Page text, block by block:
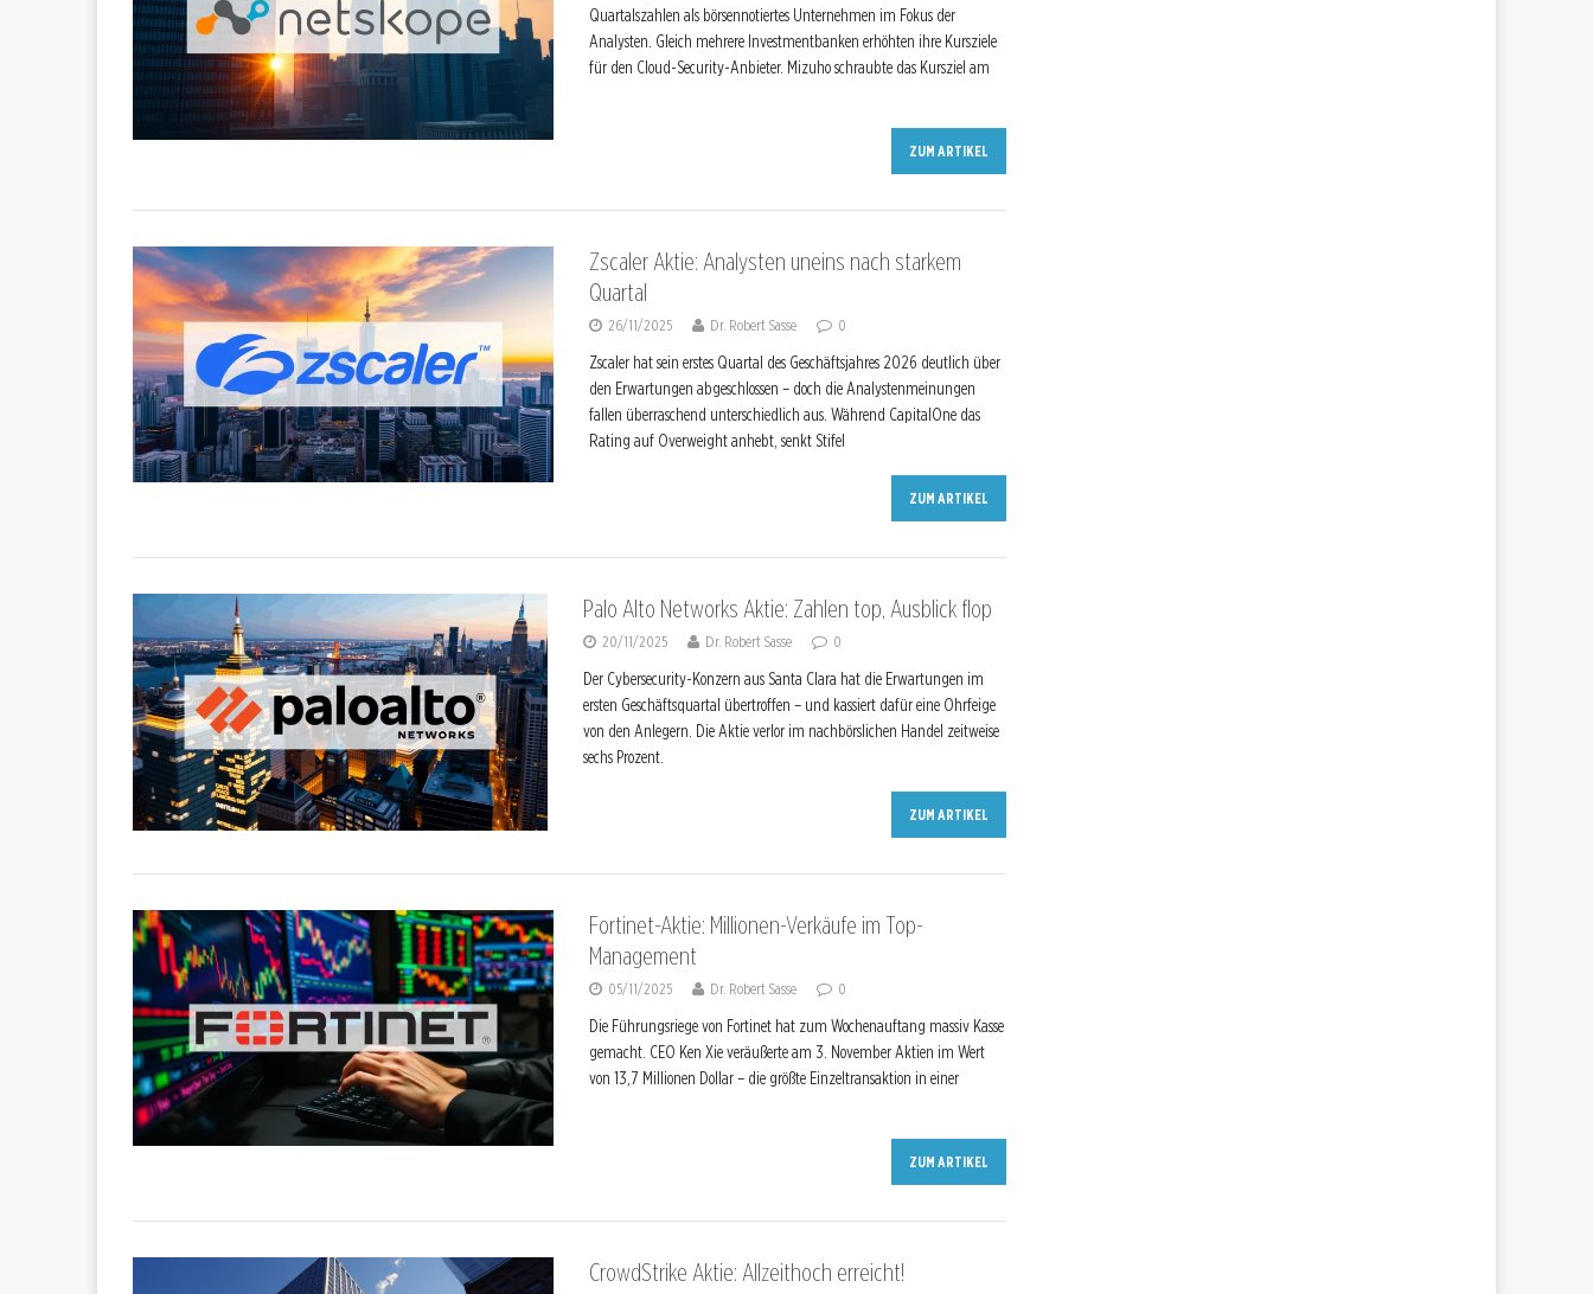
Quartalszahlen als börsennotiertes Unternehmen im Fokus der
Analysten. Gleich mehrere Investmentbanken erhöhten ihre Kursziele
für den Cloud-Security-Anbieter. Mizuho schraubte das Kursziel am
ZUM ARTIKEL
Zscaler Aktie: Analysten uneins nach starkem
Quartal
26/11/2025 Dr. Robert Sasse 0
Zscaler hat sein erstes Quartal des Geschäftsjahres 2026 deutlich über
den Erwartungen abgeschlossen – doch die Analystenmeinungen
fallen überraschend unterschiedlich aus. Während CapitalOne das
Rating auf Overweight anhebt, senkt Stifel
ZUM ARTIKEL
Palo Alto Networks Aktie: Zahlen top, Ausblick flop
20/11/2025 Dr. Robert Sasse 0
Der Cybersecurity-Konzern aus Santa Clara hat die Erwartungen im
ersten Geschäftsquartal übertroffen – und kassiert dafür eine Ohrfeige
von den Anlegern. Die Aktie verlor im nachbörslichen Handel zeitweise
sechs Prozent.
ZUM ARTIKEL
Fortinet-Aktie: Millionen-Verkäufe im Top-
Management
05/11/2025 Dr. Robert Sasse 0
Die Führungsriege von Fortinet hat zum Wochenauftang massiv Kasse
gemacht. CEO Ken Xie veräußerte am 3. November Aktien im Wert
von 13,7 Millionen Dollar – die größte Einzeltransaktion in einer
ZUM ARTIKEL
CrowdStrike Aktie: Allzeithoch erreicht!